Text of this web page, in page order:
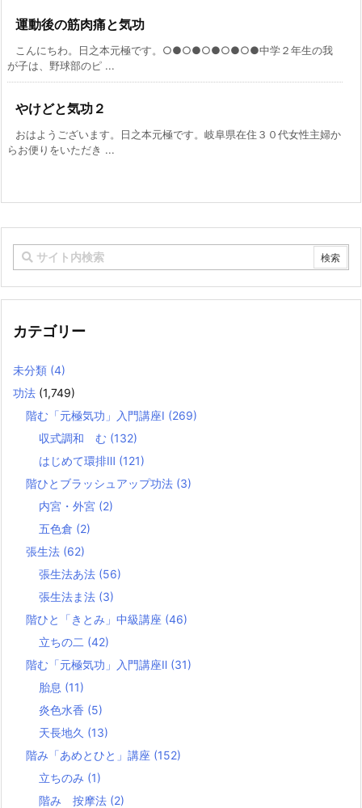
運動後の筋肉痛と気功
こんにちわ。日之本元極です。○●○●○●○●○●中学２年生の我
が子は、野球部のピ ...
やけどと気功２
おはようございます。日之本元極です。岐阜県在住３０代女性主婦か
らお便りをいただき ...
カテゴリー
未分類 (4)
功法 (1,749)
階む「元極気功」入門講座Ⅰ (269)
収式調和 む (132)
はじめて環排Ⅲ (121)
階ひとブラッシュアップ功法 (3)
内宮・外宮 (2)
五色倉 (2)
張生法 (62)
張生法あ法 (56)
張生法ま法 (3)
階ひと「きとみ」中級講座 (46)
立ちの二 (42)
階む「元極気功」入門講座Ⅱ (31)
胎息 (11)
炎色水香 (5)
天長地久 (13)
階み「あめとひと」講座 (152)
立ちのみ (1)
階み 按摩法 (2)